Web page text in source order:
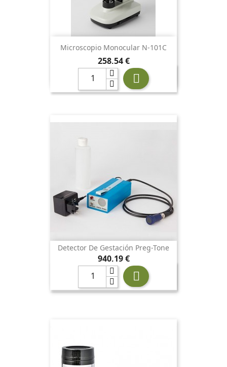
Microscopio Monocular N-101C
Precio
258,54 €

Detector De Gestación Preg-Tone
Precio
940,19 €
